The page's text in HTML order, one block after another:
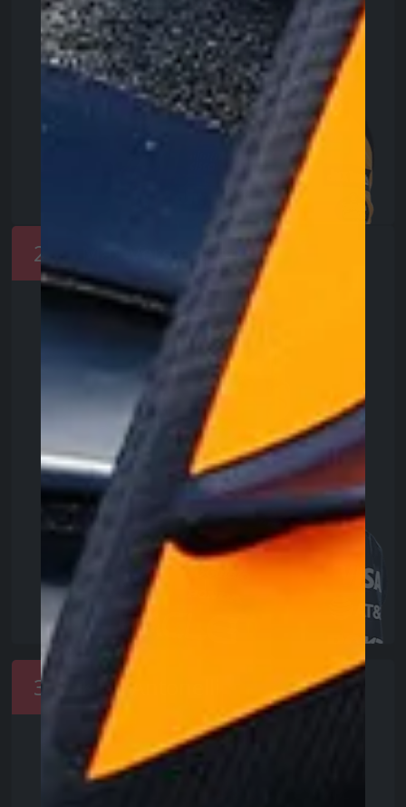
2 Max Verstappen
3 Kimi Antonelli